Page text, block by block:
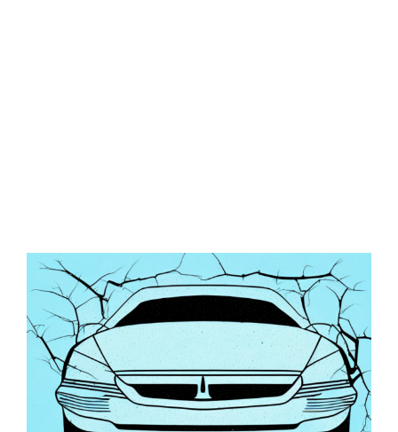
Zeige
grösseres
Bild